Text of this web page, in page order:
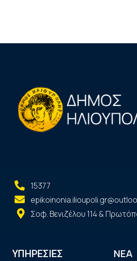
15377
Σοφ. Βενιζέλου 114 &
ΥΠΗΡΕΣΙΕΣ ΝΕΑ